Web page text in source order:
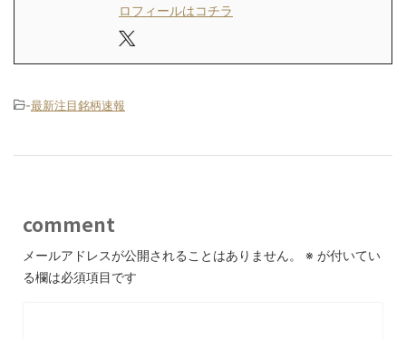
ロフィールはコチラ
-最新注目銘柄速報
comment
メールアドレスが公開されることはありません。 ※ が付いてい
る欄は必須項目です